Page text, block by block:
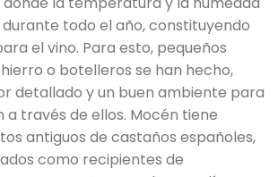
todo el año, constituyendo
el vino. Para esto, pequeños
o botelleros se han hecho,
detallado y un buen ambiente para
a través de ellos. Mocén tiene
antiguos de castaños españoles,
como recipientes de